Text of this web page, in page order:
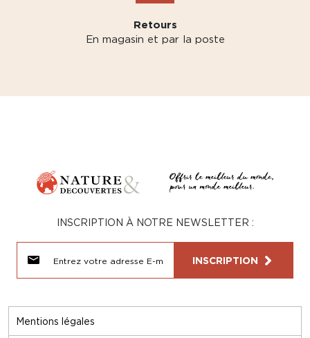
Retours
En magasin et par la poste
Mentions légales
INSCRIPTION À NOTRE NEWSLETTER :
INSCRIPTION